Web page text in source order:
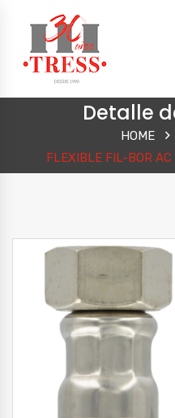
Detalle
HOME
FLEXIBLE FIL-BOR